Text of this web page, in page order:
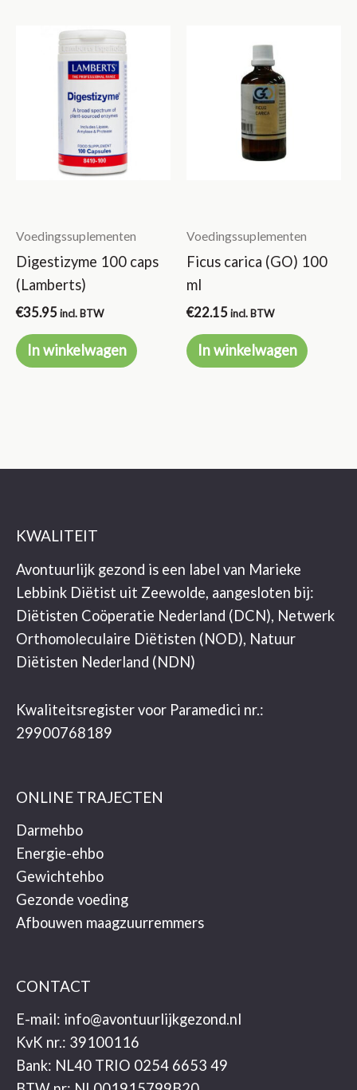
Voedingssuplementen
Digestizyme 100 caps
(Lamberts)
€35.95incl. BTW
In winkelwagen
Voedingssuplementen
Ficus carica (GO) 100
ml
€22.15incl. BTW
In winkelwagen
KWALITEIT
Avontuurlijk gezond is een label van Marieke
Lebbink Diëtist uit Zeewolde, aangesloten bij:
Diëtisten Coöperatie Nederland (DCN), Netwerk
Orthomoleculaire Diëtisten (NOD), Natuur
Diëtisten Nederland (NDN)
Kwaliteitsregister voor Paramedici nr.:
29900768189
ONLINE TRAJECTEN
Darmehbo
Energie-ehbo
Gewichtehbo
Gezonde voeding
Afbouwen maagzuurremmers
CONTACT
E-mail: info@avontuurlijkgezond.nl
KvK nr.: 39100116
Bank: NL40 TRIO 0254 6653 49